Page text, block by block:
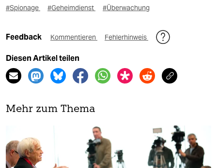
#Spionage
#Geheimdienst #Überwachung
Feedback Kommentieren Fehlerhinweis
Diesen Artikel teilen
Mehr zum Thema